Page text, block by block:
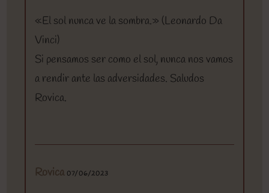
«El sol nunca ve la sombra.» (Leonardo Da
Vinci)
Si pensamos ser como el sol, nunca nos vamos
a rendir ante las adversidades. Saludos
Rovica.
Rovica 07/06/2023